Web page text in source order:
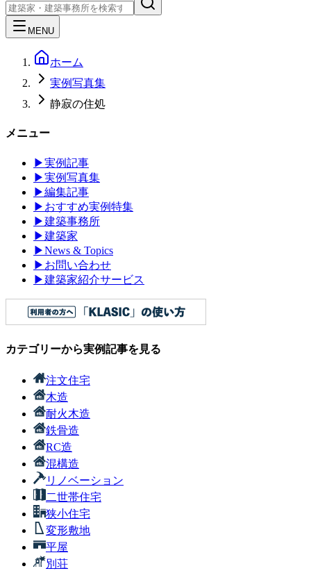
MENU
ホーム
実例写真集
静寂の住処
メニュー
▶実例記事
▶実例写真集
▶編集記事
▶ おすすめ実例特集
▶建築事務所
▶建築家
▶News & Topics
▶ お問い合わせ
▶建築家紹介サービス
カテゴリーから実例記事を見る
注文住宅
木造
耐火木造
鉄骨造
RC造
混構造
リノベーション
二世帯住宅
狭小住宅
変形敷地
平屋
別荘